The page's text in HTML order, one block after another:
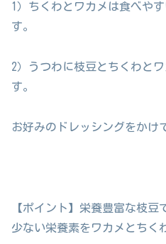
1）ちくわとワカメは食べや
す。
2）うつわに枝豆とちくわと
す。
お好みのドレッシングをかけ
【ポイント】栄養豊富な枝豆
少ない栄養素をワカメとちく